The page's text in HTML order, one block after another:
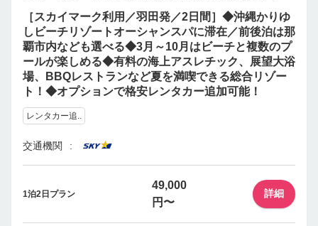
［スカイマーク利用／羽田発／2日間］◆沖縄かりゆ
しビーチリゾートオーシャンスパに滞在／前後泊は那
覇市内なども選べる◆3月～10月はビーチと複数のプ
ールが楽しめる◆有料の海上アスレチック、展望大浴
場、BBQレストランなど夏を満喫できる総合リゾー
ト！◆オプションで格安レンタカー追加可能！
レンタカー追..
交通機関
1泊2日プラン
49,000
円〜
詳細